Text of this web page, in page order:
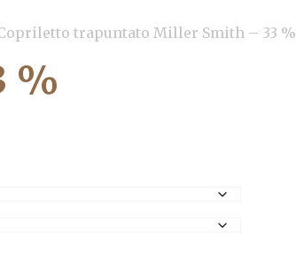
trapuntato Miller Smith – 33 %
%